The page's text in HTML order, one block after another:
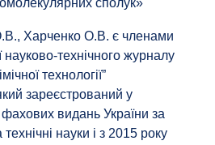
сполук»
Харченко О.В. є членами
науково-технічного журналу
технології”
зареєстрований у
фахових видань України за
технічні науки і з 2015 року